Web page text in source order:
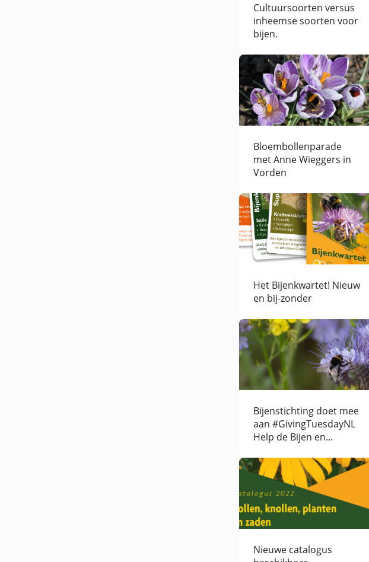
Cultuursoorten versus
inheemse soorten voor
bijen.
Bloembollenparade
met Anne Wieggers in
Vorden
Het Bijenkwartet! Nieuw
en bij-zonder
Bijenstichting doet mee
aan #GivingTuesdayNL
Help de Bijen en
Nieuwe catalogus